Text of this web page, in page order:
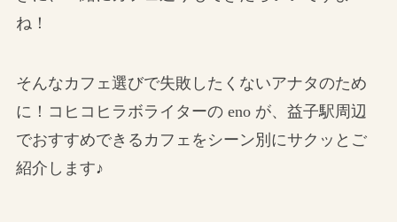
ね！
そんなカフェ選びで失敗したくないアナタのため
に！コヒコヒラボライターの eno が、益子駅周辺
でおすすめできるカフェをシーン別にサクッとご
紹介します♪